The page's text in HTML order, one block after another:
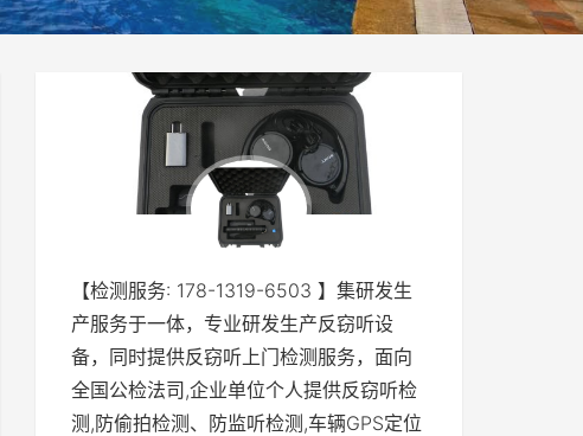
【检测服务: 178-1319-6503 】集研发生
产服务于一体，专业研发生产反窃听设
备，同时提供反窃听上门检测服务，面向
全国公检法司,企业单位个人提供反窃听检
测,防偷拍检测、防监听检测,车辆GPS定位